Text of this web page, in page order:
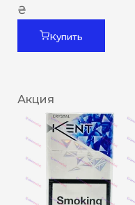
₴
Купить
Акция